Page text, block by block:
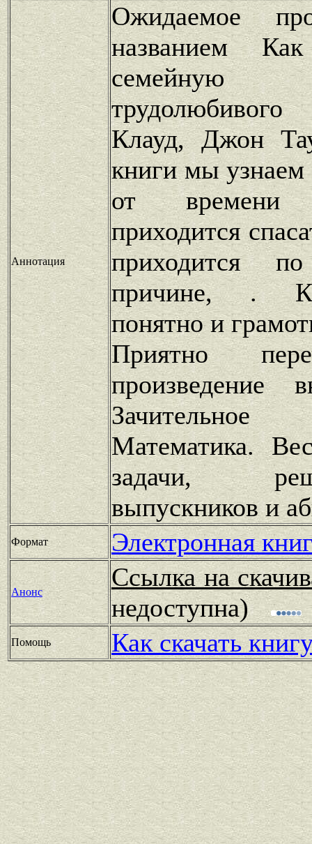
Аннотация
Ожидаемое
названием
Клауд, Джон
книги мы
от
приходится
приходится
причине, .
понятно и
Приятно
произведение
Зачительное
Математика.
задачи,
выпускников и
Формат Электронная
Анонс
Ссылка на
недоступна)
Помощь Как скачать